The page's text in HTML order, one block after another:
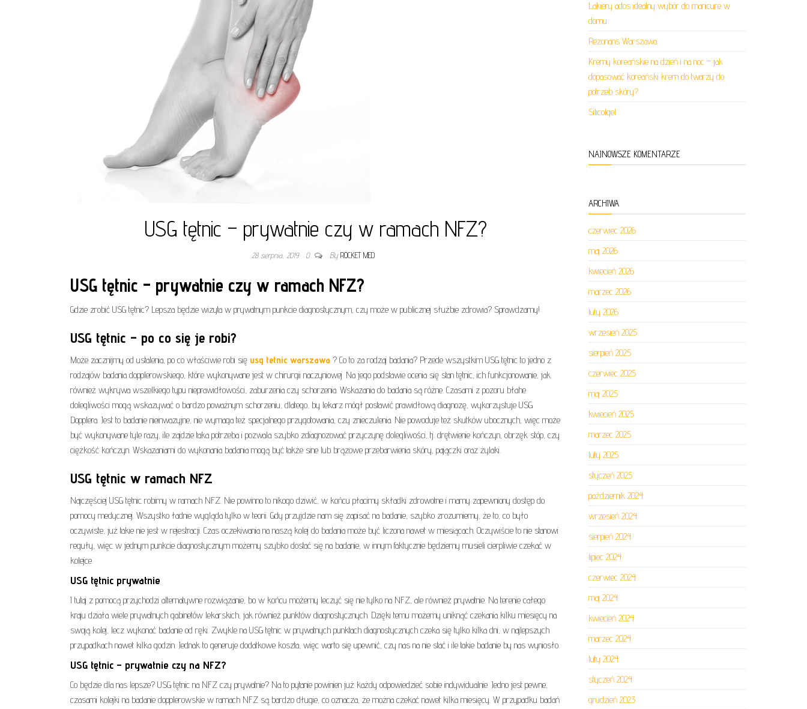
USG tętnic – prywatnie czy w ramach NFZ?
28 sierpnia, 2019 0 By ROCKET MED
USG tętnic – prywatnie czy w ramach NFZ?
Gdzie zrobić USG tętnic? Lepsza będzie wizyta w prywatnym punkcie diagnostycznym, czy może w publicznej służbie zdrowia? Sprawdzamy!
USG tętnic – po co się je robi?
Może zacznijmy od ustalenia, po co właściwie robi się usg tetnic warszawa ? Co to za rodzaj badania? Przede wszystkim USG tętnic to jedno z
rodzajów badania dopplerowskiego, które wykonywane jest w chirurgii naczyniowej. Na jego podstawie ocenia się stan tętnic, ich funkcjonowanie, jak
również wykrywa wszelkiego typu nieprawidłowości, zaburzenia czy schorzenia. Wskazania do badania są różne. Czasami z pozoru błahe
dolegliwości mogą wskazywać o bardzo poważnym schorzeniu, dlatego, by lekarz mógł postawić prawidłową diagnozę, wykorzystuje USG
Dopplera. Jest to badanie nieinwazyjne, nie wymaga też specjalnego przygotowania, czy znieczulenia. Nie powoduje też skutków ubocznych, więc może
być wykonywane tyle razy, ile zajdzie taka potrzeba i pozwala szybko zdiagnozować przyczynę dolegliwości, tj. drętwienie kończyn, obrzęk stóp, czy
ciężkość kończyn. Wskazaniami do wykonania badania mogą być także sine lub brązowe przebarwienia skóry, pajączki oraz żylaki.
USG tętnic w ramach NFZ
Najczęściej USG tętnic robimy w ramach NFZ. Nie powinno to nikogo dziwić, w końcu płacimy składki zdrowotne i mamy zapewniony dostęp do
pomocy medycznej. Wszystko ładnie wygląda tylko w teorii. Gdy przyjdzie nam się zapisać na badanie, szybko zrozumiemy, że to, co było
oczywiste, już takie nie jest w rejestracji. Czas oczekiwania na naszą kolej do badania może być liczona nawet w miesiącach. Oczywiście to nie stanowi
reguły, więc w jednym punkcie diagnostycznym możemy szybko dostać się na badanie, w innym faktycznie będziemy musieli cierpliwie czekać w
kolejce.
USG tętnic prywatnie
I tutaj z pomocą przychodzi alternatywne rozwiązanie, bo w końcu możemy leczyć się nie tylko na NFZ, ale również prywatnie. Na terenie całego
kraju działa wiele prywatnych gabinetów lekarskich, jak również punktów diagnostycznych. Dzięki temu możemy uniknąć czekania kilku miesięcy na
swoją kolej, lecz wykonać badanie od ręki. Zwykle na USG tętnic w prywatnych punktach diagnostycznych czeka się tylko kilka dni, w najlepszych
przypadkach nawet kilka godzin. Jednak to generuje dodatkowe koszta, więc warto się upewnić, czy nas na nie stać i ile takie badanie by nas wyniosło.
USG tętnic – prywatnie czy na NFZ?
Co będzie dla nas lepsze? USG tętnic na NFZ czy prywatnie? Na to pytanie powinien już każdy odpowiedzieć sobie indywidualnie. Jedno jest pewne,
czasami kolejki na badanie dopplerowskie w ramach NFZ są bardzo długie, co oznacza, że można czekać nawet kilka miesięcy. W przypadku badań
Lakiery ados idealny wybór do manicure w
domu
Rezonans Warszawa
Kremy koreańskie na dzień i na noc – jak
dopasować koreański krem do twarzy do
potrzeb skóry?
Silicolgel
NAJNOWSZE KOMENTARZE
ARCHIWA
czerwiec 2026
maj 2026
kwiecień 2026
marzec 2026
luty 2026
wrzesień 2025
sierpień 2025
czerwiec 2025
maj 2025
kwiecień 2025
marzec 2025
luty 2025
styczeń 2025
październik 2024
wrzesień 2024
sierpień 2024
lipiec 2024
czerwiec 2024
maj 2024
kwiecień 2024
marzec 2024
luty 2024
styczeń 2024
grudzień 2023